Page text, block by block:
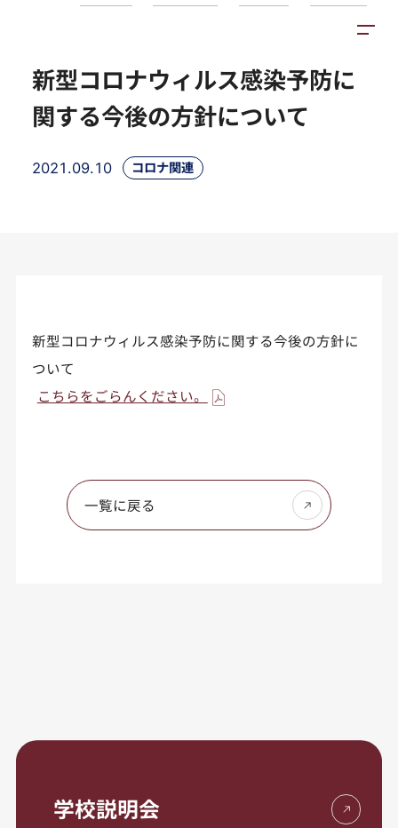
新型コロナウィルス感染予防に
関する今後の方針について
2021.09.10 コロナ関連
新型コロナウィルス感染予防に関する今後の方針に
ついて
こちらをごらんください。
一覧に戻る
学校説明会